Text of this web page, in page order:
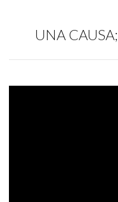
UNA CAUSA;